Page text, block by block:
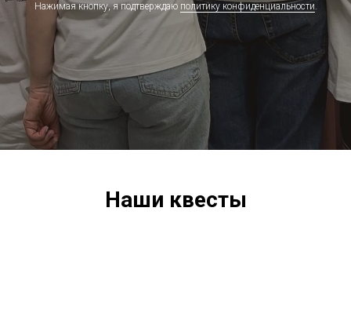
Нажимая кнопку, я подтверждаю политику конфиденциальности.
Наши квесты